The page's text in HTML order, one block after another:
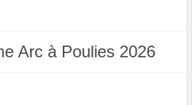
Arc à Poulies 2026